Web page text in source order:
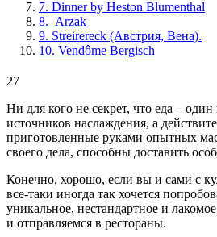
7. Dinner by Heston Blumenthal
8. Arzak
9. Streirereck (Австрия, Вена).
10. Vendôme Bergisch
27
Ни для кого не секрет, что еда –
источников наслаждения, а
приготовленные руками опытных
своего дела, способны доставить
Конечно, хорошо, если вы и сами с
все-таки иногда так хочется
уникальное, нестандартное и
и отправляемся в рестораны.